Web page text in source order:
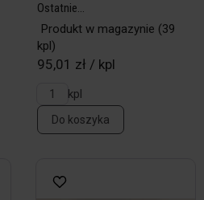
Ostatnie...
Produkt w magazynie (39
kpl)
95,01 zł / kpl
kpl
Do koszyka